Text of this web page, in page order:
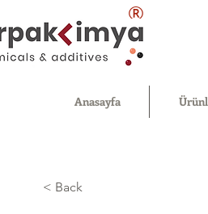
®
Anasayfa
< Back